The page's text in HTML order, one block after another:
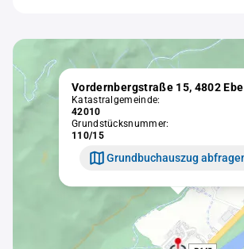
Katastralgemeinde:
42010
Grundstücksnummer:
110/15
Grundbuchauszug